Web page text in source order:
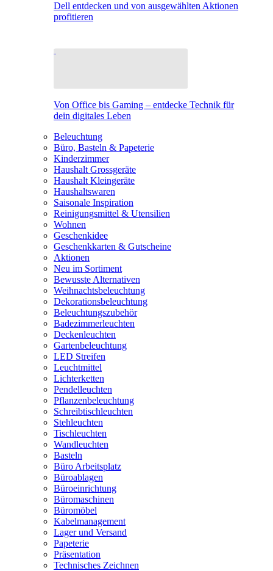
Dell entdecken und von ausgewählten Aktionen
profitieren
Von Office bis Gaming – entdecke Technik für
dein digitales Leben
Beleuchtung
Büro, Basteln & Papeterie
Kinderzimmer
Haushalt Grossgeräte
Haushalt Kleingeräte
Haushaltswaren
Saisonale Inspiration
Reinigungsmittel & Utensilien
Wohnen
Geschenkidee
Geschenkkarten & Gutscheine
Aktionen
Neu im Sortiment
Bewusste Alternativen
Weihnachtsbeleuchtung
Dekorationsbeleuchtung
Beleuchtungszubehör
Badezimmerleuchten
Deckenleuchten
Gartenbeleuchtung
LED Streifen
Leuchtmittel
Lichterketten
Pendelleuchten
Pflanzenbeleuchtung
Schreibtischleuchten
Stehleuchten
Tischleuchten
Wandleuchten
Basteln
Büro Arbeitsplatz
Büroablagen
Büroeinrichtung
Büromaschinen
Büromöbel
Kabelmanagement
Lager und Versand
Papeterie
Präsentation
Technisches Zeichnen